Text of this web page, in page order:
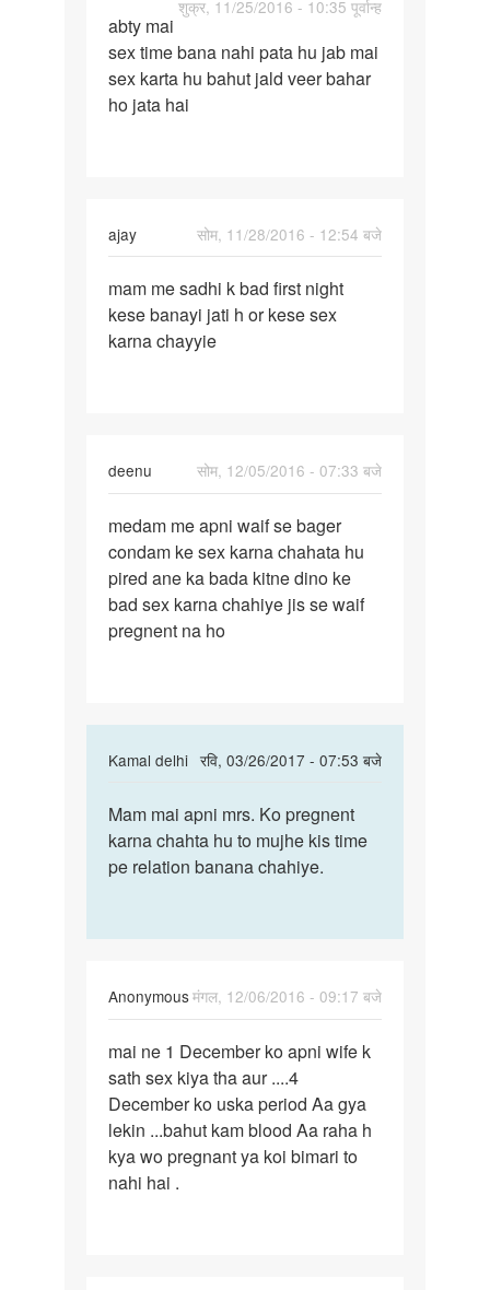
शुक्र, 11/25/2016 - 10:35 पूर्वान्ह
abty
mai
sex
time
abty mai
sex time bana nahi pata hu jab mai
sex karta hu bahut jald veer bahar
ho jata hai
ajay
सोम, 11/28/2016 - 12:54 बजे
mam
me
sadhi
mam me sadhi k bad first night
kese banayi jati h or kese sex
karna chayyie
deenu
सोम, 12/05/2016 - 07:33 बजे
medam
me
apni
waif
se
medam me apni waif se bager
condam ke sex karna chahata hu
pired ane ka bada kitne dino ke
bad sex karna chahiye jis se waif
pregnent na ho
Kamal delhi रवि, 03/26/2017 - 07:53 बजे
In
to
medam
me
se
by
deenu
Mam
mai
apni
Mam mai apni mrs. Ko pregnent
karna chahta hu to mujhe kis time
pe relation banana chahiye.
Anonymousमंगल, 12/06/2016 - 09:17 बजे
mai
ne
1
December
ko
apni
mai ne 1 December ko apni wife k
sath sex kiya tha aur ....4
December ko uska period Aa gya
lekin ...bahut kam blood Aa raha h
kya wo pregnant ya koi bimari to
nahi hai .